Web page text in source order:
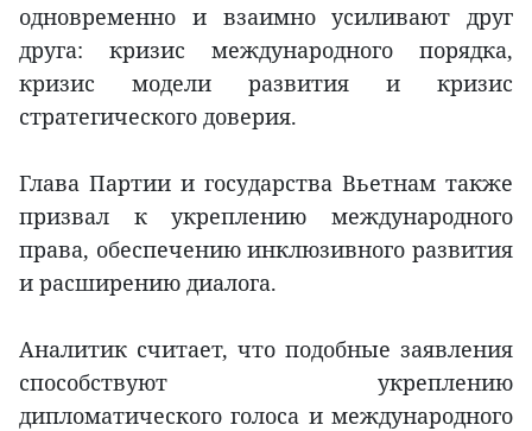
одновременно и взаимно усиливают друг
друга: кризис международного порядка,
кризис модели развития и кризис
стратегического доверия.
Глава Партии и государства Вьетнам также
призвал к укреплению международного
права, обеспечению инклюзивного развития
и расширению диалога.
Аналитик считает, что подобные заявления
способствуют укреплению
дипломатического голоса и международного